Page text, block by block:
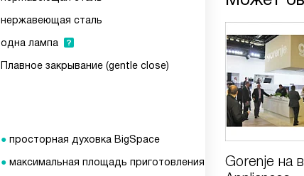
Gorenje на
нержавеющая сталь
одна лампа
Плавное закрывание (gentle close)
просторная духовка BigSpace
максимальная площадь приготовления